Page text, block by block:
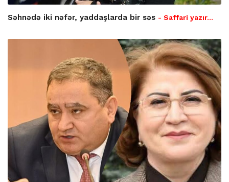
Səhnədə iki nəfər, yaddaşlarda bir səs - Saffari yazır…